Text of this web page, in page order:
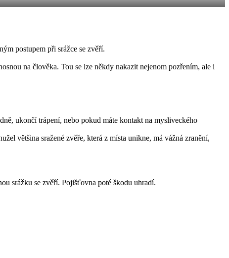
postupem při srážce se zvěří.
na člověka. Tou se lze někdy nakazit nejenom pozřením, ale i
ukončí trápení, nebo pokud máte kontakt na mysliveckého
většina sražené zvěře, která z místa unikne, má vážná zranění,
srážku se zvěří. Pojišťovna poté škodu uhradí.